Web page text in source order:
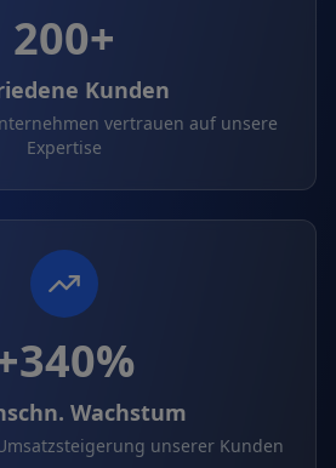
200+
Kunden
vertrauen auf unsere
Expertise
Wachstum
unserer Kunden